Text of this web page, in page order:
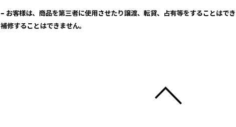
– お客様は、商品を第三者に使用させたり譲渡、転貸、占有等をすることはで
補修することはできません。